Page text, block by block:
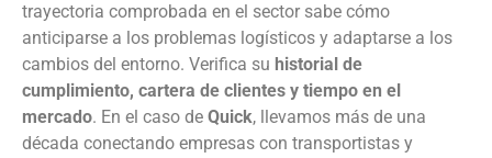
trayectoria comprobada en el sector sabe cómo
anticiparse a los problemas logísticos y adaptarse a los
cambios del entorno. Verifica su historial de
cumplimiento, cartera de clientes y tiempo en el
mercado. En el caso de Quick, llevamos más de una
década conectando empresas con transportistas y